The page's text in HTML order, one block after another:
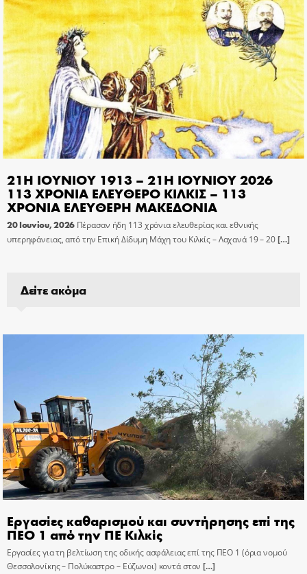
21Η ΙΟΥΝΙΟΥ 1913 – 21Η ΙΟΥΝΙΟΥ 2026
113 ΧΡΟΝΙΑ ΕΛΕΥΘΕΡΟ ΚΙΛΚΙΣ – 113
ΧΡΟΝΙΑ ΕΛΕΥΘΕΡΗ ΜΑΚΕΔΟΝΙΑ
20 Ιουνίου, 2026 Πέρασαν ήδη 113 χρόνια ελευθερίας και εθνικής
υπερηφάνειας, από την Επική Δίδυμη Μάχη του Κιλκίς – Λαχανά 19 – 20[…]
Δείτε ακόμα
Εργασίες καθαρισμού και συντήρησης επί της
ΠΕΟ 1 από την ΠΕ Κιλκίς
Εργασίες για τη βελτίωση της οδικής ασφάλειας επί της ΠΕΟ 1 (όρια νομού
Θεσσαλονίκης – Πολύκαστρο – Εύζωνοι) κοντά στον […]